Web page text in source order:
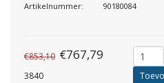
Artikelnummer: 90180084
€853,10 €767,79
3840